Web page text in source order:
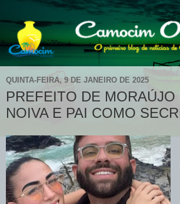
QUINTA-FEIRA, 9 DE JANEIRO DE 2025
PREFEITO DE MORAÚJO
NOIVA E PAI COMO